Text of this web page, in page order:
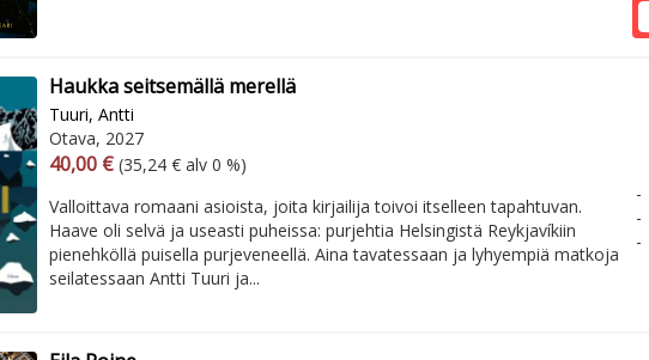
Haukka seitsemällä merellä
Tuuri, Antti
Otava, 2027
Arvonlisäverollinen hinta
40,00 € Arvonlisäveroton hinta
(35,24 € alv 0 %)
Valloittava romaani asioista, joita kirjailija toivoi itselleen tapahtuvan.
Haave oli selvä ja useasti puheissa: purjehtia Helsingistä Reykjavíkiin
pienehköllä puisella purjeveneellä. Aina tavatessaan ja lyhyempiä matkoja
seilatessaan Antti Tuuri ja...